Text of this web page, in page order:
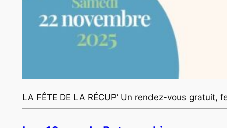
LA FÊTE DE LA RÉCUP’ Un rendez-vous